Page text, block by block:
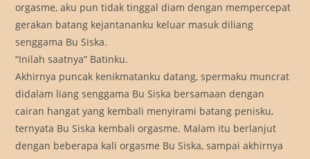
orgasme, aku pun tidak tinggal diam dengan mempercepat
gerakan batang kejantananku keluar masuk diliang
senggama Bu Siska.
“Inilah saatnya” Batinku.
Akhirnya puncak kenikmatanku datang, spermaku muncrat
didalam liang senggama Bu Siska bersamaan dengan
cairan hangat yang kembali menyirami batang penisku,
ternyata Bu Siska kembali orgasme. Malam itu berlanjut
dengan beberapa kali orgasme Bu Siska, sampai akhirnya